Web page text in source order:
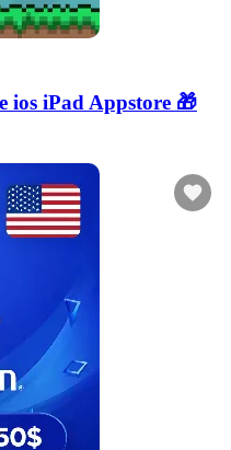
ios iPad Appstore 🎁